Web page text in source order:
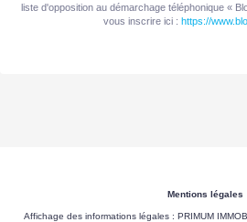
liste d'opposition au démarchage téléphonique «
vous inscrire ici : https://
Mentions légales
Affichage des informations légales : PRIMUM